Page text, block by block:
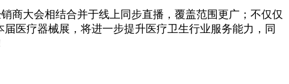
商大会相结合并于线上同步直播，覆盖范围更广；不仅仅
医疗器械展，将进一步提升医疗卫生行业服务能力，同